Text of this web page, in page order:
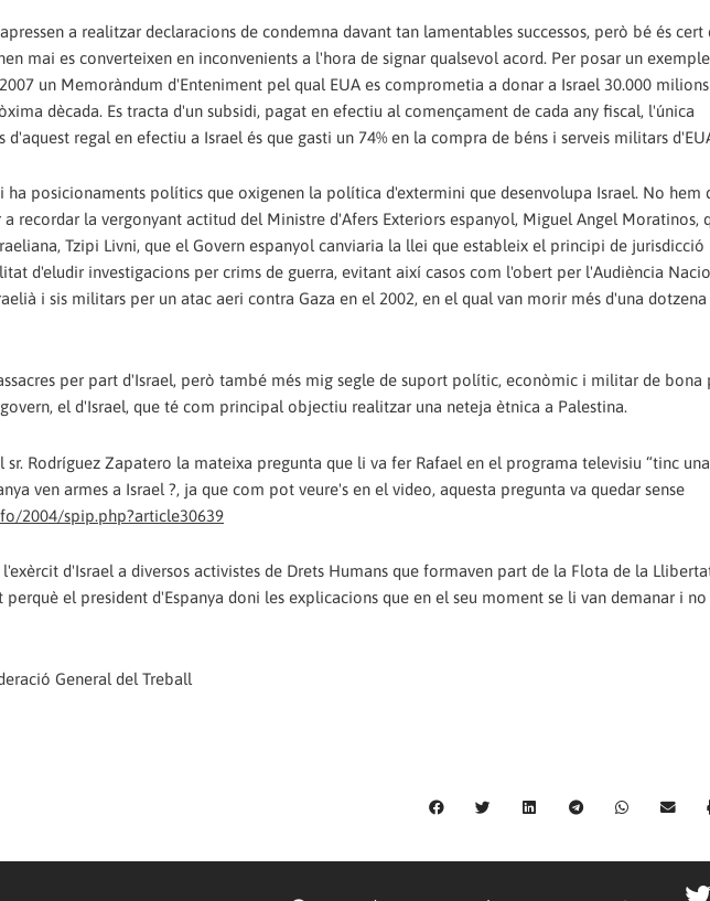
a realitzar declaracions de condemna davant tan lamentables successos, però bé és cert
mai es converteixen en inconvenients a l'hora de signar qualsevol acord. Per posar un
un Memoràndum d'Enteniment pel qual EUA es comprometia a donar a Israel 30.000
dècada. Es tracta d'un subsidi, pagat en efectiu al començament de cada any fiscal, l'única
regal en efectiu a Israel és que gasti un 74% en la compra de béns i serveis militars
ha posicionaments polítics que oxigenen la política d'extermini que desenvolupa Israel. No hem
recordar la vergonyant actitud del Ministre d'Afers Exteriors espanyol, Miguel Angel Moratinos,
Tzipi Livni, que el Govern espanyol canviaria la llei que estableix el principi de jurisdicció
d'eludir investigacions per crims de guerra, evitant així casos com l'obert per l'Audiència
i sis militars per un atac aeri contra Gaza en el 2002, en el qual van morir més d'una dotzena
per part d'Israel, però també més mig segle de suport polític, econòmic i militar de bona
el d'Israel, que té com principal objectiu realitzar una neteja ètnica a Palestina.
sr. Rodríguez Zapatero la mateixa pregunta que li va fer Rafael en el programa televisiu “tinc una
ven armes a Israel ?, ja que com pot veure's en el video, aquesta pregunta va quedar sense
2004/spip.php?article30639
l'exèrcit d'Israel a diversos activistes de Drets Humans que formaven part de la Flota de la
el president d'Espanya doni les explicacions que en el seu moment se li van demanar i no
General del Treball